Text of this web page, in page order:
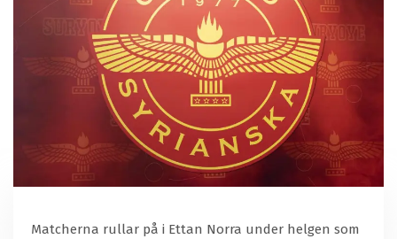
Matcherna rullar på i Ettan Norra under helgen som